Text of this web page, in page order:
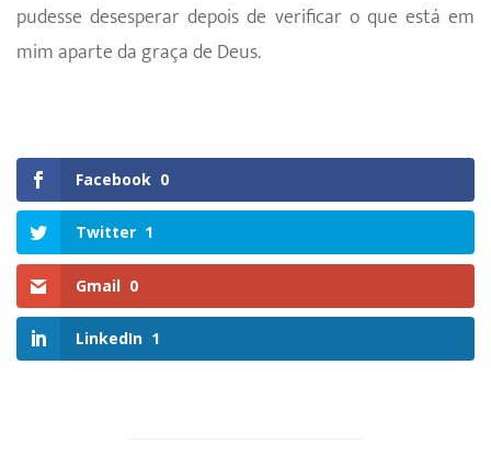
pudesse desesperar depois de verificar o que está em
mim aparte da graça de Deus.
Facebook 0
Twitter 1
Gmail 0
LinkedIn 1